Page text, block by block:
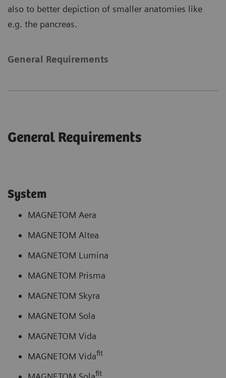
also to better depiction of smaller anatomies like
e.g. the pancreas.
General Requirements
General Requirements
System
MAGNETOM Aera
MAGNETOM Altea
MAGNETOM Lumina
MAGNETOM Prisma
MAGNETOM Skyra
MAGNETOM Sola
MAGNETOM Vida
MAGNETOM Vidafit
fit